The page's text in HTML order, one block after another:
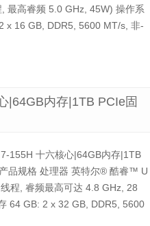
最高睿频 5.0 GHz, 45W) 操作系
x 16 GB, DDR5, 5600 MT/s, 非-
|64GB内存|1TB PCIe固
155H 十六核心|64GB内存|1TB
品规格 处理器 英特尔® 酷睿™ U
程, 睿频最高可达 4.8 GHz, 28
64 GB: 2 x 32 GB, DDR5, 5600